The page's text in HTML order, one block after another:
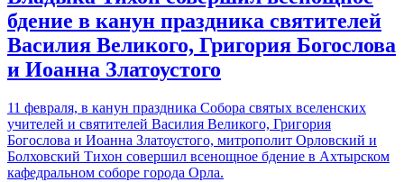
бдение в канун праздника святителей
Василия Великого, Григория Богослова
и Иоанна Златоустого
11 февраля, в канун праздника Собора святых вселенских
учителей и святителей Василия Великого, Григория
Богослова и Иоанна Златоустого, митрополит Орловский и
Болховский Тихон совершил всенощное бдение в Ахтырском
кафедральном соборе города Орла.